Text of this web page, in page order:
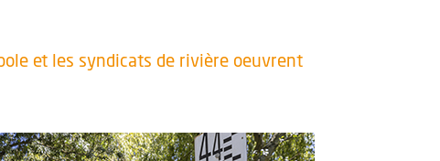
et les syndicats de rivière oeuvrent